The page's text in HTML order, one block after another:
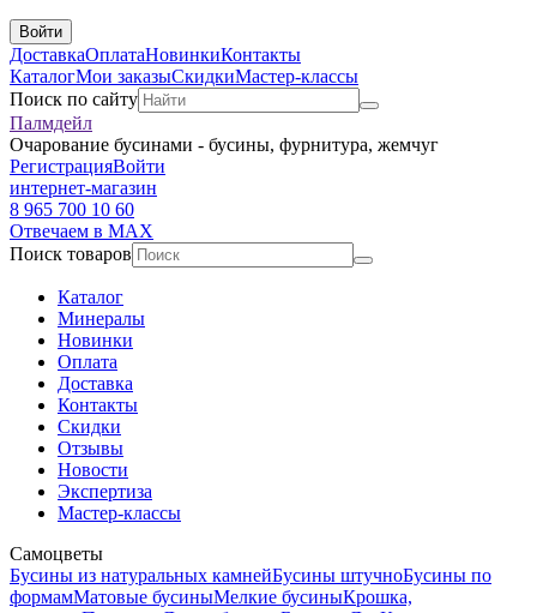
Войти
ДоставкаОплатаНовинкиКонтакты
КаталогМои заказыСкидкиМастер-классы
Поиск по сайту
Палмдейл
Очарование бусинами - бусины, фурнитура, жемчуг
РегистрацияВойти
интернет-магазин
8 965 700 10 60
Отвечаем в MAX
Поиск товаров
Каталог
Минералы
Новинки
Оплата
Доставка
Контакты
Скидки
Отзывы
Новости
Экспертиза
Мастер-классы
Самоцветы
Бусины из натуральных камнейБусины штучноБусины по
формамМатовые бусиныМелкие бусиныКрошка,